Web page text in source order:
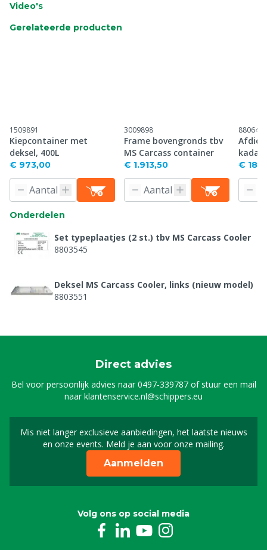
Video's
Gerelateerde producten
1509891
Kiepcontainer met
deksel, 400L
€ 973,00
3009898
Frame bovengronds tbv
MS Carcass container
€ 1.913,50
8806413
meter
€
Onderdelen
Set typeplaatjes (2 st.) tbv MS Carcass Cooler
8803545
Deksel MS Carcass Cooler, links (nieuw model)
8803551
model)
Rek MS Carcass Cooler Single
8803554
3009877
MS Opzetkoelunit Coolpro 1600W
3009887
Ketting voor MS Kadaverkoeling single & duo
Direct advies
Bel voor persoonlijk advies naar0497-339787of stuur een mail
naarklantenservice.nl@schippers.eu
Mis niet langer exclusieve aanbiedingen, het laatste nieuws
en onze events. Meld je aan voor onze mailing.
Schrijf je in voor onze
Aanmelden
Volg ons op social media